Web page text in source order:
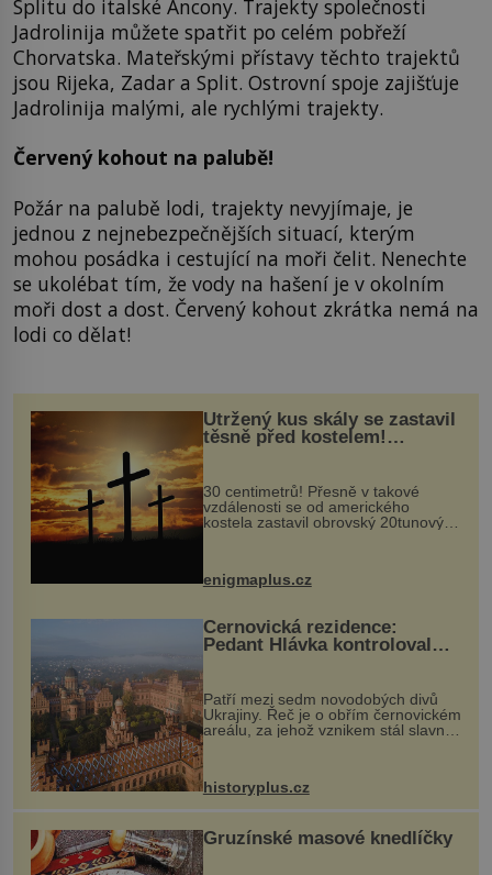
Splitu do italské Ancony. Trajekty společnosti
Jadrolinija můžete spatřit po celém pobřeží
Chorvatska. Mateřskými přístavy těchto trajektů
jsou Rijeka, Zadar a Split. Ostrovní spoje zajišťuje
Jadrolinija malými, ale rychlými trajekty.
Červený kohout na palubě!
Požár na palubě lodi, trajekty nevyjímaje, je
jednou z nejnebezpečnějších situací, kterým
mohou posádka i cestující na moři čelit. Nenechte
se ukolébat tím, že vody na hašení je v okolním
moři dost a dost. Červený kohout zkrátka nemá na
lodi co dělat!
Utržený kus skály se zastavil
těsně před kostelem!
Ochránila ho boží síla?
30 centimetrů! Přesně v takové
vzdálenosti se od amerického
kostela zastavil obrovský 20tunový
...
enigmaplus.cz
Černovická rezidence:
Pedant Hlávka kontroloval
Patří mezi sedm novodobých divů
Ukrajiny. Řeč je o obřím černovickém
areálu, za jehož vznikem stál slavný
český architekt Josef Hlávka. Ten si
na něm dal mimořádně záležet. Jeho
historyplus.cz
Gruzínské masové knedlíčky